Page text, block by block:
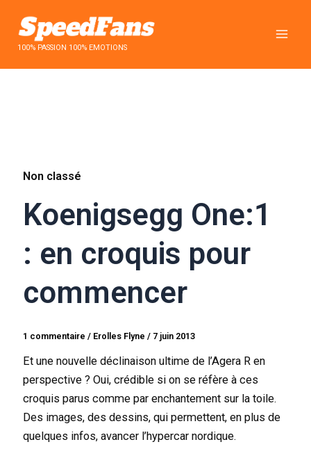
contenu100% PASSION 100% EMOTIONS
Non classé
Koenigsegg One:1
: en croquis pour
commencer
1 commentaire / Erolles Flyne/ 7 juin 2013
Et une nouvelle déclinaison ultime de l’Agera R en
perspective ? Oui, crédible si on se réfère à ces
croquis parus comme par enchantement sur la toile.
Des images, des dessins, qui permettent, en plus de
quelques infos, avancer l’hypercar nordique.